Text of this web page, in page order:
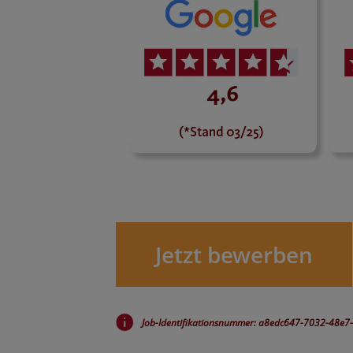
Jetzt bewerben
Job-Identifikationsnummer: a8edc647-7032-